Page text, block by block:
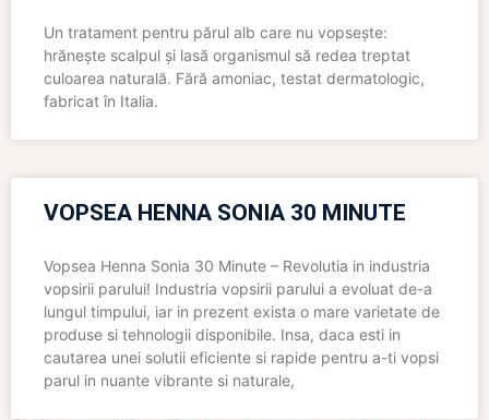
Un tratament pentru părul alb care nu vopsește:
hrănește scalpul și lasă organismul să redea treptat
culoarea naturală. Fără amoniac, testat dermatologic,
fabricat în Italia.
VOPSEA HENNA SONIA 30 MINUTE
Vopsea Henna Sonia 30 Minute – Revolutia in industria
vopsirii parului! Industria vopsirii parului a evoluat de-a
lungul timpului, iar in prezent exista o mare varietate de
produse si tehnologii disponibile. Insa, daca esti in
cautarea unei solutii eficiente si rapide pentru a-ti vopsi
parul in nuante vibrante si naturale,